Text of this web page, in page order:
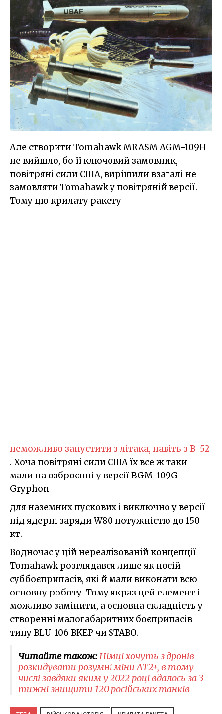
Але створити Tomahawk MRASM AGM-109H
не вийшло, бо її ключовий замовник,
повітряні сили США, вирішили взагалі не
замовляти Tomahawk у повітряній версії.
Тому цю крилату ракету
неможливо запустити з літака, навіть з B-52
. Хоча повітряні сили США їх все ж таки
мали на озброєнні у версії BGM-109G
Gryphon
для наземних пускових і виключно у версії
під ядерні заряди W80 потужністю до 150
кт.
Водночас у цій нереалізованій концепції
Tomahawk розглядався лише як носій
суббоєприпасів, які й мали виконати всю
основну роботу. Тому якраз цей елемент і
можливо замінити, а основна складність у
створенні малогабаритних боєприпасів
типу BLU-106 BKEP чи STABO.
Читайте також:Німці хочуть з дронів
розкидувати розумні міни AT2+, в тому
числі завдяки яким у 2022 році вдалось за 3
тижні знищити 120 російських танків